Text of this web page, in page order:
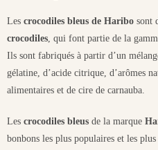
Les crocodiles bleus de Haribo sont
crocodiles, qui font partie de la
Ils sont fabriqués à partir d’un
gélatine, d’acide citrique, d’arômes
alimentaires et de cire de carnauba.
Les crocodiles bleus de la marque
bonbons les plus populaires et les